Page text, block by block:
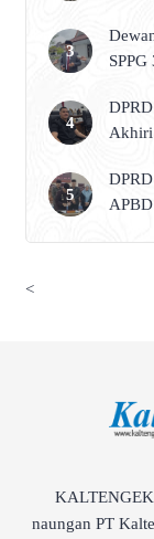
SPPG
Akhiri
<
naungan PT